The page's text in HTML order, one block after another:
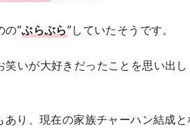
の”ぶらぶら”していたそうです。
いが大好きだったことを思い出
り、現在の家族チャーハン結成と